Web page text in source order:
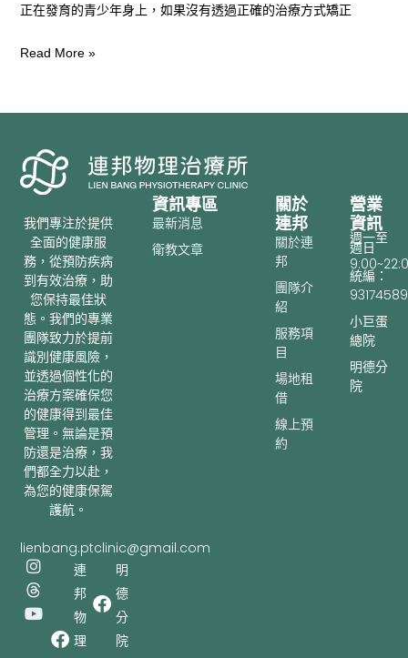
正在發育的青少年身上，如果沒有透過正確的治療方式矯正
Read More »
我們專注於提供
全面的健康服
務，從預防疾病
到有效治療，助
您保持最佳狀
態。我們的專業
團隊致力於提前
識別健康風險，
並透過個性化的
治療方案確保您
的健康得到最佳
管理。無論是預
防還是治療，我
們都全力以赴，
為您的健康保駕
護航。
lienbang.ptclinic@gmail.com
I
n
s
t
T
h
r
e
Y
o
u
t
連
邦
物
理
明
德
分
院
營業
資訊
週一至
週日
統編：
93174589
小巨蛋
總院
明德分
院
關於
連邦
關於連
邦
團隊介
紹
服務項
目
場地租
借
線上預
約
資訊專區
最新消息
衛教文章